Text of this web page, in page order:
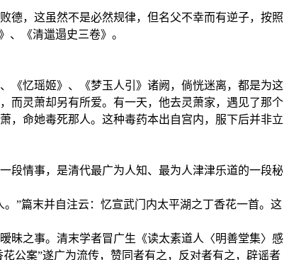
德，这虽然不是必然规律，但名父不幸而有逆子，按照
、《清邋遢史三卷》。
《忆瑶姬》、《梦玉人引》诸阙，倘恍迷离，都是为这
而灵萧却另有所爱。有一天，他去灵萧家，遇见了那个
，命她毒死那人。这种毒药本出自宫内，服下后并非立
段情事，是清代最广为人知、最为人津津乐道的一段秘
”篇末并自注云：忆宣武门内太平湖之丁香花一首。这
昧之事。清末学者冒广生《读太素道人〈明善堂集〉感
公案”遂广为流传，赞同者有之，反对者有之，辟谣者